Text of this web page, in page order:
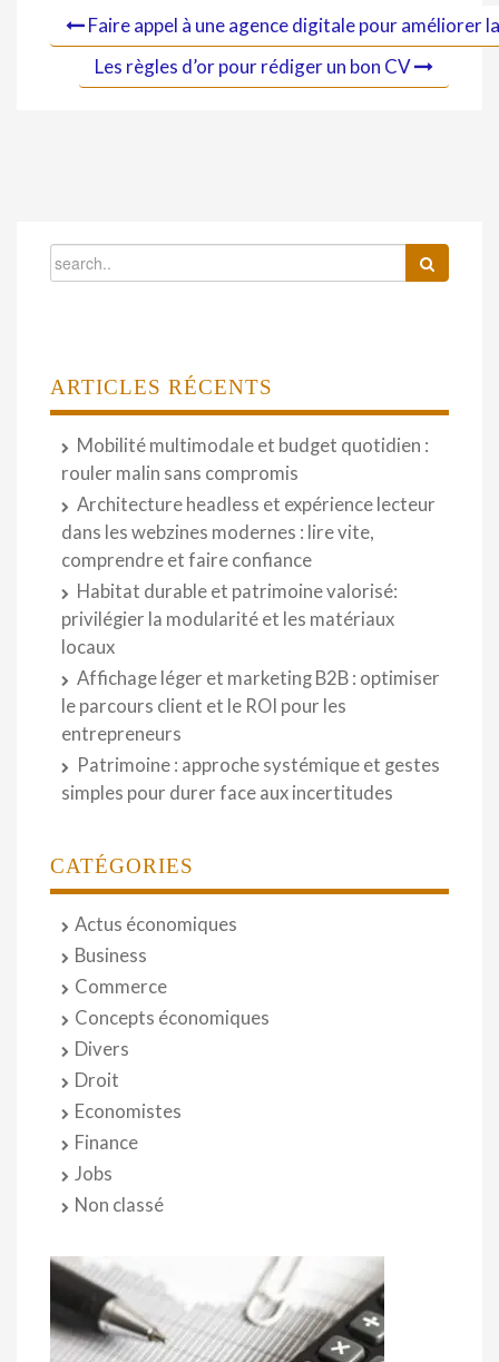
Faire appel à une agence digitale pour améliorer
Les règles d’or pour rédiger un bon CV
ARTICLES RÉCENTS
Mobilité multimodale et budget quotidien :
rouler malin sans compromis
Architecture headless et expérience lecteur
dans les webzines modernes : lire vite,
comprendre et faire confiance
Habitat durable et patrimoine valorisé:
privilégier la modularité et les matériaux
locaux
Affichage léger et marketing B2B : optimiser
le parcours client et le ROI pour les
entrepreneurs
Patrimoine : approche systémique et gestes
simples pour durer face aux incertitudes
CATÉGORIES
Actus économiques
Business
Commerce
Concepts économiques
Divers
Droit
Economistes
Finance
Jobs
Non classé